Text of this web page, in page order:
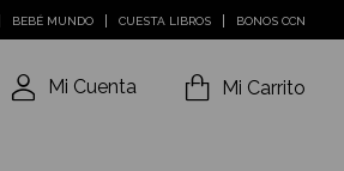
BEBÉ MUNDO CUESTA LIBROS BONOS CCN
Mi Cuenta Mi Carrito